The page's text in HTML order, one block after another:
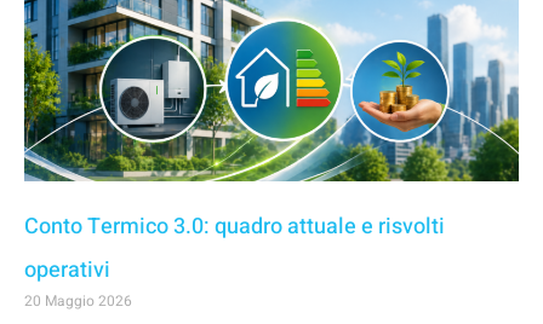
Conto Termico 3.0: quadro attuale e risvolti
operativi
20 Maggio 2026